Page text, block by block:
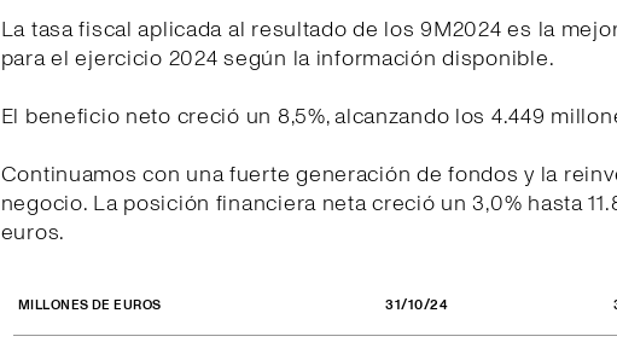
La tasa fiscal aplicada al resultado de los 9M2024 es la
para el ejercicio 2024 según la información disponible.
El beneficio neto creció un 8,5%, alcanzando los 4.449
Continuamos con una fuerte generación de fondos y la
negocio. La posición financiera neta creció un 3,0% hasta
euros.
MILLONES DE EUROS 31/10/24